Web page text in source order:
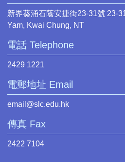
新界葵涌石蔭安捷街23-31號 23-
Yam, Kwai Chung, NT
電話 Telephone
2429 1221
電郵地址 Email
email@slc.edu.hk
傳真 Fax
2422 7104